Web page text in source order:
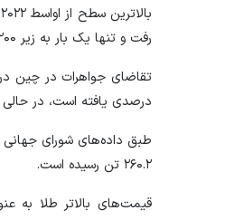
رفت و تنها یک بار به زیر ۲۰۰ تن رسید.
درصدی یافته است، در حالی که تقاضای هند با ۱۹
۲۶۰.۲ تن رسیده است.
قیمت‌های بالاتر طلا به